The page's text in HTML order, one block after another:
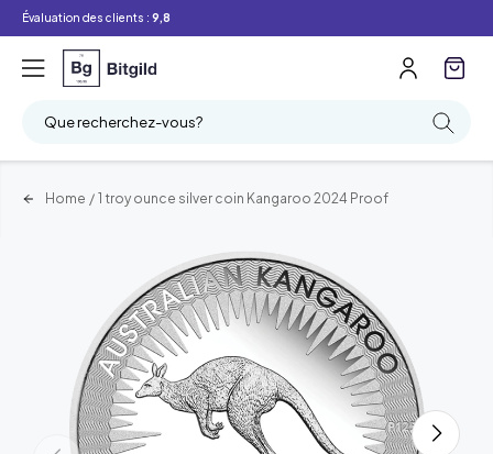
Évaluation des clients : 9,8
Que recherchez-vous?
Home / 1 troy ounce silver coin Kangaroo 2024 Proof